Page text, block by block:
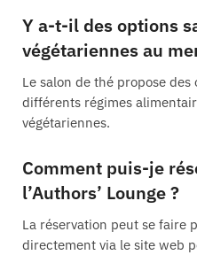
Y a-t-il des options
végétariennes au
Le salon de thé propose
différents régimes
végétariennes.
Comment puis-je
l’Authors’ Lounge ?
La réservation peut se faire
directement via le site web